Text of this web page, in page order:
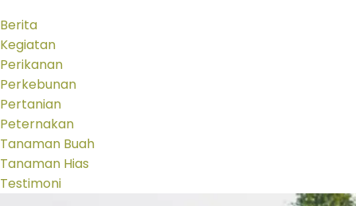
Berita
Kegiatan
Perikanan
Perkebunan
Pertanian
Peternakan
Tanaman Buah
Tanaman Hias
Testimoni